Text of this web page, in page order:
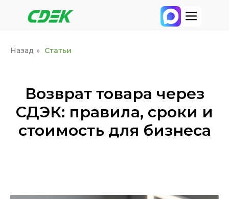
Назад » Статьи
Возврат товара через
СДЭК: правила, сроки и
стоимость для бизнеса